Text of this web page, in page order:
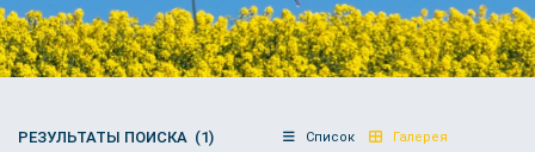
РЕЗУЛЬТАТЫ ПОИСКА (1) Список Галерея